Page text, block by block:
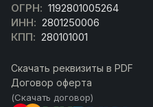
ОГРН: 1192801005264
ИНН: 2801250006
КПП: 280101001
Скачать реквизиты в PDF
Договор оферта
(Скачать договор)